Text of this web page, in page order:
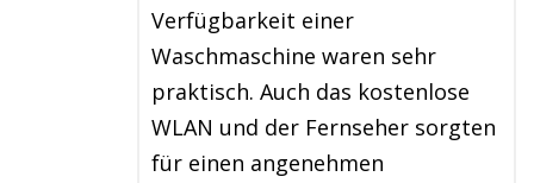
Verfügbarkeit einer
Waschmaschine waren sehr
praktisch. Auch das kostenlose
WLAN und der Fernseher sorgten
für einen angenehmen